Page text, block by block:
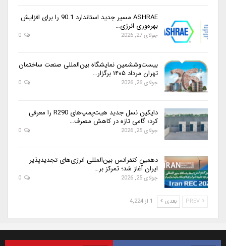
ASHRAE مسیر جدید استاندارد 90.1 را برای افزایش
بهره‌وری انرژی…
جولای 27, 2026
بیست‌وششمین نمایشگاه بین‌المللی صنعت ساختمان
تهران مرداد ۱۴۰۵ برگزار…
جولای 26, 2026
دایکین نسل جدید هیت‌پمپ‌های R290 را معرفی
کرد؛ گامی تازه در کاهش مصرف…
جولای 25, 2026
دهمین کنفرانس بین‌المللی انرژی‌های تجدیدپذیر
ایران آغاز شد؛ تمرکز بر…
جولای 25, 2026
بعدی 1 از 4,224